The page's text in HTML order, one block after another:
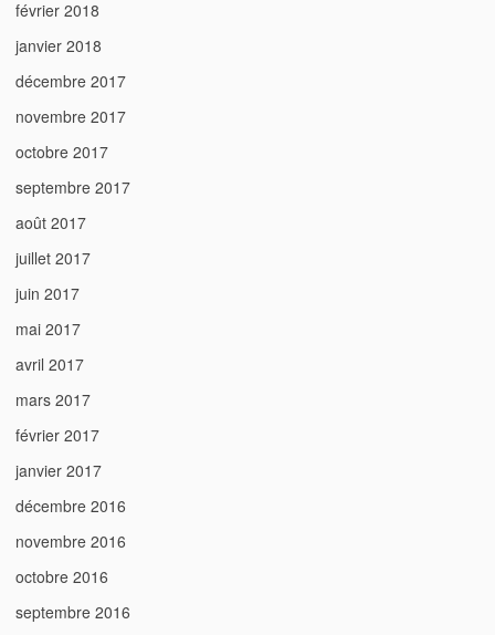
février 2018
janvier 2018
décembre 2017
novembre 2017
octobre 2017
septembre 2017
août 2017
juillet 2017
juin 2017
mai 2017
avril 2017
mars 2017
février 2017
janvier 2017
décembre 2016
novembre 2016
octobre 2016
septembre 2016